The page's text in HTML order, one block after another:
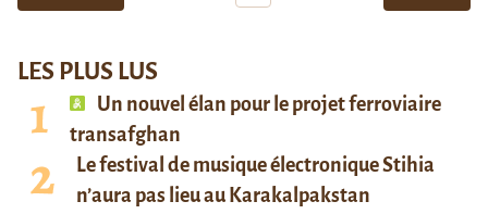
LES PLUS LUS
Un nouvel élan pour le projet ferroviaire
transafghan
Le festival de musique électronique Stihia
n’aura pas lieu au Karakalpakstan